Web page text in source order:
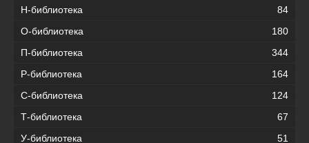
Н-библиотека
84
О-библиотека
180
П-библиотека
344
Р-библиотека
164
С-библиотека
124
Т-библиотека
67
У-библиотека
51